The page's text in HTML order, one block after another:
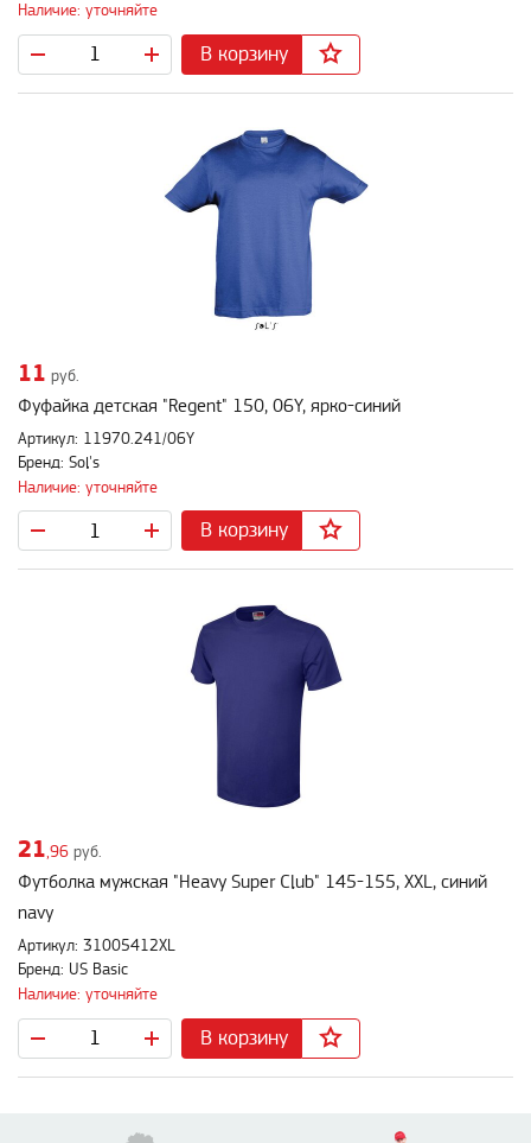
Наличие: уточняйте
В корзину
11 руб.
Фуфайка детская "Regent" 150, 06Y, ярко-синий
Артикул: 11970.241/06Y
Бренд: Sol's
Наличие: уточняйте
В корзину
21,96 руб.
Футболка мужская "Heavy Super Club" 145-155, XXL, синий
navy
Артикул: 31005412XL
Бренд: US Basic
Наличие: уточняйте
В корзину